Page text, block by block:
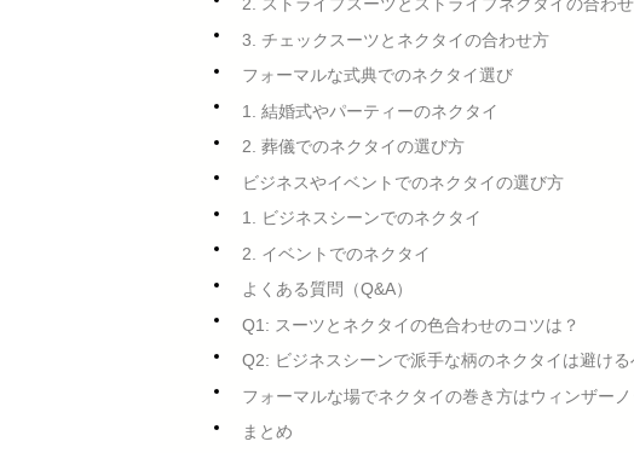
3. チェックスーツとネクタイの合わせ方
フォーマルな式典でのネクタイ選び
1. 結婚式やパーティーのネクタイ
2. 葬儀でのネクタイの選び方
ビジネスやイベントでのネクタイの選び方
1. ビジネスシーンでのネクタイ
2. イベントでのネクタイ
よくある質問（Q&A）
Q1: スーツとネクタイの色合わせのコツは？
Q2: ビジネスシーンで派手な柄のネクタイは避ける
フォーマルな場でネクタイの巻き方はウィンザー
まとめ